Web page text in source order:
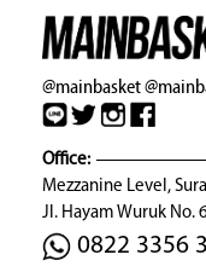
@mainbasket
Office:
Mezzanine Level,
Jl. Hayam Wuruk No.
0822 3356